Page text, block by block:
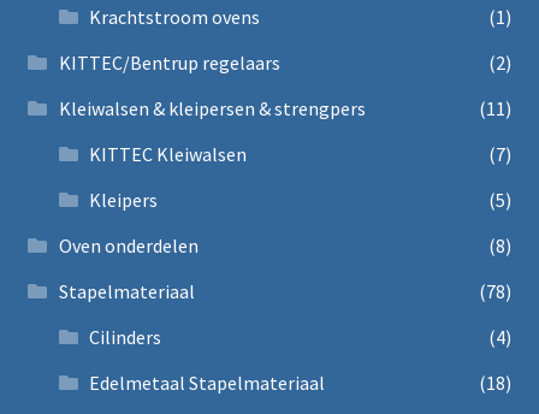
Krachtstroom ovens
(1)
KITTEC/Bentrup regelaars
(2)
Kleiwalsen & kleipersen & strengpers
(11)
KITTEC Kleiwalsen
(7)
Kleipers
(5)
Oven onderdelen
(8)
Stapelmateriaal
(78)
Cilinders
(4)
Edelmetaal Stapelmateriaal
(18)